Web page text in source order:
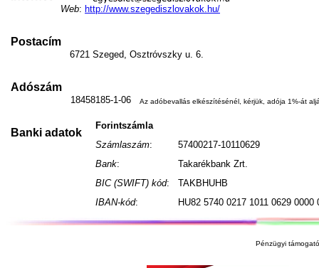
Web: http://www.szegediszlovakok.hu/
Postacím
6721 Szeged, Osztróvszky u. 6.
Adószám
18458185-1-06 Az adóbevallás elkészítésénél, kérjük, adója 1%-át
Banki adatok
Forintszámla
Számlaszám:
57400217-10110629
Bank:
Takarékbank Zrt.
BIC (SWIFT) kód:
TAKBHUHB
IBAN-kód: HU82 5740 0217 1011 0629 0000
Pénzügyi